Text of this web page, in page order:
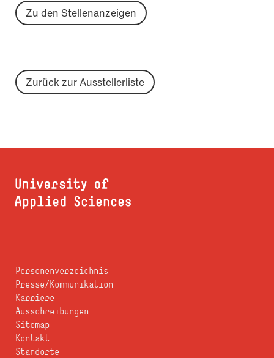
Zu den Stellenanzeigen
Zurück zur Ausstellerliste
Personenverzeichnis
Presse/Kommunikation
Karriere
Ausschreibungen
Sitemap
Kontakt
Standorte